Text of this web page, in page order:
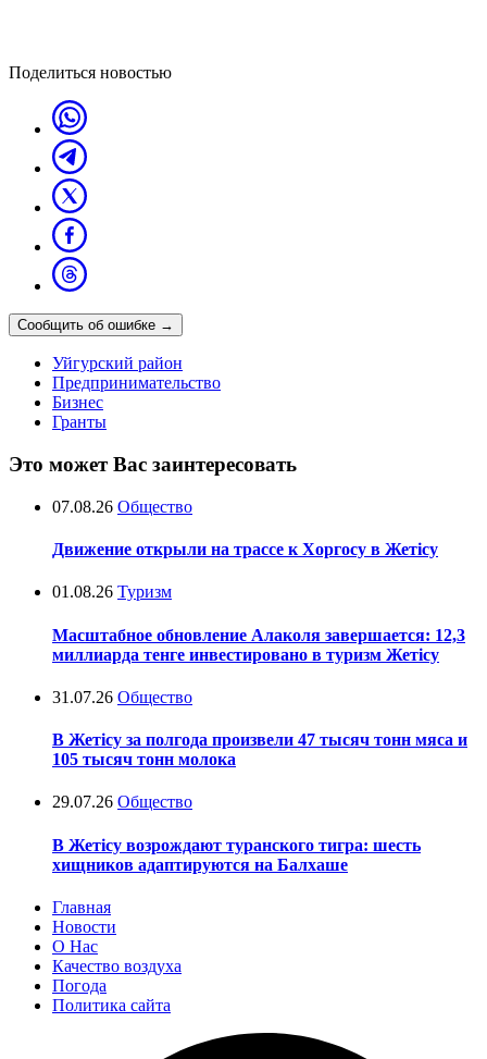
Поделиться новостью
Сообщить об ошибке →
Уйгурский район
Предпринимательство
Бизнес
Гранты
Это может Вас заинтересовать
07.08.26 Общество
Движение открыли на трассе к Хоргосу в Жетісу
01.08.26 Туризм
Масштабное обновление Алаколя завершается: 12,3
миллиарда тенге инвестировано в туризм Жетісу
31.07.26 Общество
В Жетісу за полгода произвели 47 тысяч тонн мяса и
105 тысяч тонн молока
29.07.26 Общество
В Жетісу возрождают туранского тигра: шесть
хищников адаптируются на Балхаше
Главная
Новости
О Нас
Качество воздуха
Погода
Политика сайта